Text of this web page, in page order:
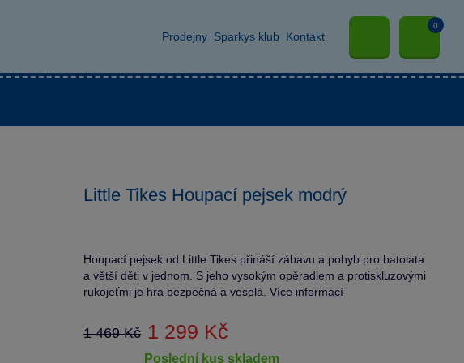
Prodejny Sparkys klub Kontakt
0
Little Tikes Houpací pejsek modrý
Houpací pejsek od Little Tikes přináší zábavu a pohyb pro batolata
a větší děti v jednom. S jeho vysokým opěradlem a protiskluzovými
rukojeťmi je hra bezpečná a veselá. Více informací
1 469 Kč 1 299 Kč
poslední kus skladem